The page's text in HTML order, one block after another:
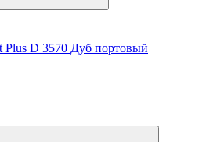
D 3570 Дуб портовый